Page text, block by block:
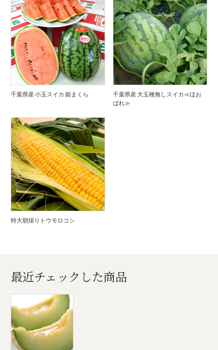
千葉県産 小玉スイカ 姫まくら
千葉県産 大玉種無しスイカ≪ほお
ばれ≫
特大朝採りトウモロコシ
最近チェックした商品